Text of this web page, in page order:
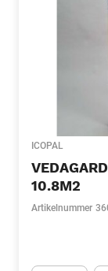
ICOPAL
10.8M2
Artikelnummer